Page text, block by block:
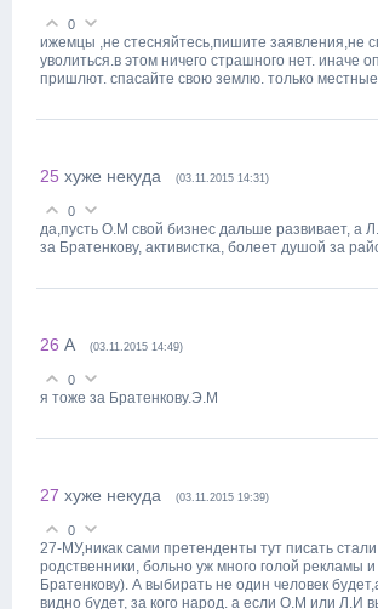
0
ижемцы ,не стесняйтесь,пишите заявления,не
уволиться.в этом ничего страшного нет. иначе
пришлют. спасайте свою землю. только местные
25 хуже некуда (03.11.2015 14:31)
0
да,пусть О.М свой бизнес дальше развивает, а
за Братенкову, активистка, болеет душой за
26 А (03.11.2015 14:49)
0
я тоже за Братенкову.Э.М
27 хуже некуда (03.11.2015 19:39)
0
27-МУ,никак сами претенденты тут писать
родственники, больно уж много голой рекламы
Братенкову). А выбирать не один человек
видно будет, за кого народ. а если О.М или Л.И